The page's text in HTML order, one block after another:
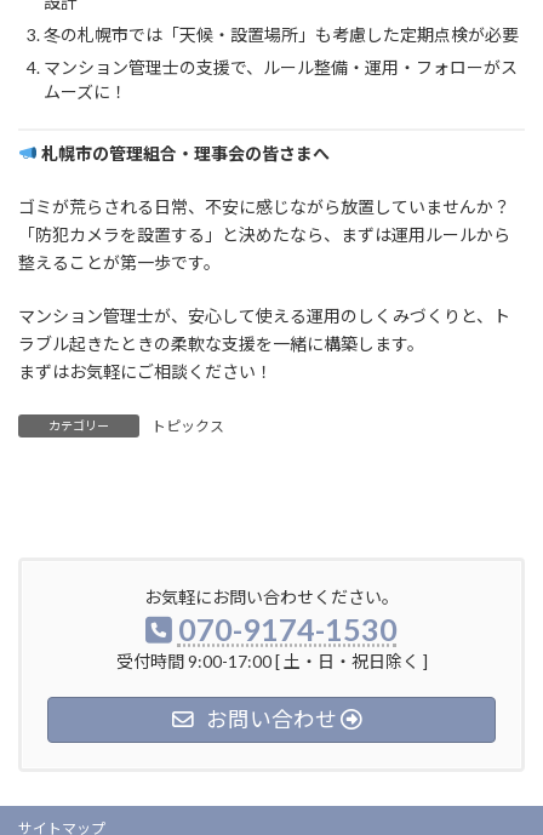
冬の札幌市では「天候・設置場所」も考慮した定期点検が必要
マンション管理士の支援で、ルール整備・運用・フォローがス
ムーズに！
札幌市の管理組合・理事会の皆さまへ
ゴミが荒らされる日常、不安に感じながら放置していませんか？
「防犯カメラを設置する」と決めたなら、まずは運用ルールから
整えることが第一歩です。
マンション管理士が、安心して使える運用のしくみづくりと、ト
ラブル起きたときの柔軟な支援を一緒に構築します。
まずはお気軽にご相談ください！
カテゴリー トピックス
お気軽にお問い合わせください。
070-9174-1530
受付時間 9:00-17:00 [ 土・日・祝日除く ]
お問い合わせ
サイトマップ